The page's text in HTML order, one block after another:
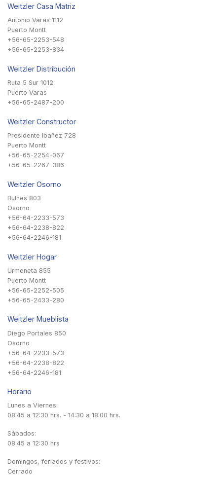
Weitzler Casa Matriz
Antonio Varas 1112
Puerto Montt
+56-65-2253-548
+56-65-2253-834
Weitzler Distribución
Ruta 5 Sur 1012
Puerto Varas
+56-65-2487-200
Weitzler Constructor
Presidente Ibañez 728
Puerto Montt
+56-65-2254-067
+56-65-2267-386
Weitzler Osorno
Bulnes 803
Osorno
+56-64-2233-573
+56-64-2238-822
+56-64-2246-181
Weitzler Hogar
Urmeneta 855
Puerto Montt
+56-65-2252-505
+56-65-2433-280
Weitzler Mueblista
Diego Portales 850
Osorno
+56-64-2233-573
+56-64-2238-822
+56-64-2246-181
Horario
Lunes a Viernes:
08:45 a 12:30 hrs. - 14:30 a 18:00 hrs.
Sábados:
08:45 a 12:30 hrs
Domingos, feriados y festivos:
Cerrado